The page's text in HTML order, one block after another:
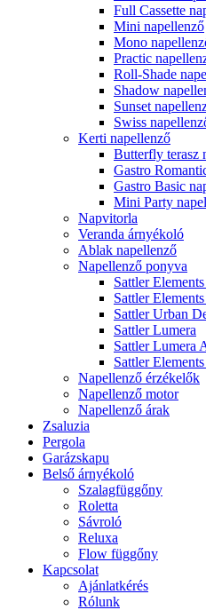
Full Cassette
Mini napellenző
Mono
Practic
Roll-Shade
Shadow
Sunset
Swiss
Kerti napellenző
Butterfly terasz
Gastro
Gastro Basic
Mini Party
Napvitorla
Veranda árnyékoló
Ablak napellenző
Napellenző ponyva
Sattler
Sattler
Sattler Urban
Sattler Lumera
Sattler Lumera
Sattler
Napellenző érzékelők
Napellenző motor
Napellenző árak
Zsaluzia
Pergola
Garázskapu
Belső árnyékoló
Szalagfüggőny
Roletta
Sávroló
Reluxa
Flow függőny
Kapcsolat
Ajánlatkérés
Rólunk